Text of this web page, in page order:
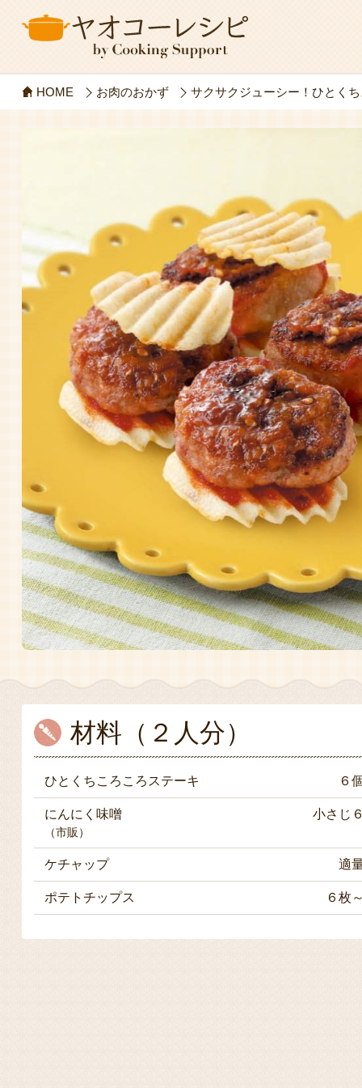
HOME お肉のおかず サクサクジューシー！ひとく
材料（２人分）
ひとくちころころステーキ ６
にんにく味噌 小さじ
（市販）
ケチャップ 適
ポテトチップス ６枚